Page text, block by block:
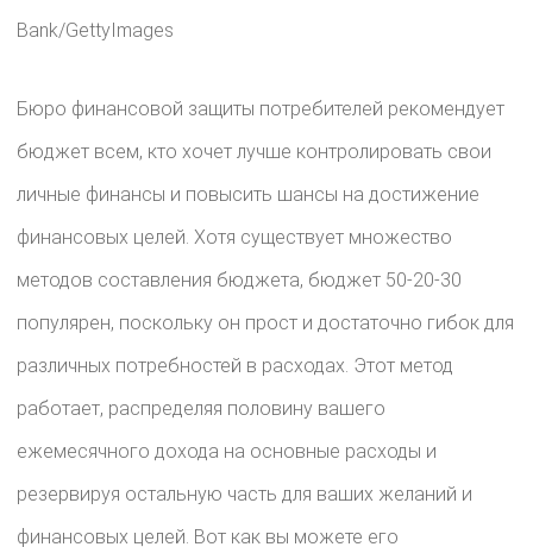
Bank/GettyImages
Бюро финансовой защиты потребителей рекомендует
бюджет всем, кто хочет лучше контролировать свои
личные финансы и повысить шансы на достижение
финансовых целей. Хотя существует множество
методов составления бюджета, бюджет 50-20-30
популярен, поскольку он прост и достаточно гибок для
различных потребностей в расходах. Этот метод
работает, распределяя половину вашего
ежемесячного дохода на основные расходы и
резервируя остальную часть для ваших желаний и
финансовых целей. Вот как вы можете его